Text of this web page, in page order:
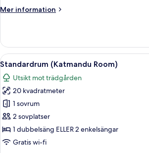
Mer information
Mer
-
sovrum
Öppna
alla
foton
för
Standardrum
(Katmandu
Room)
Ett
7
Standardrum (Katmandu Room)
Utsikt mot trädgården
20 kvadratmeter
1 sovrum
2 sovplatser
1 dubbelsäng ELLER 2 enkelsängar
Gratis wi-fi